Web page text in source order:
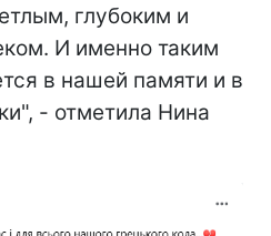
глубоким и
И именно таким
в нашей памяти и в
- отметила Нина